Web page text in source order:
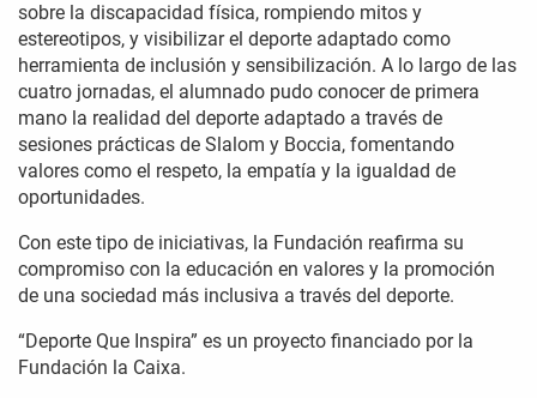
sobre la discapacidad física, rompiendo mitos y
estereotipos, y visibilizar el deporte adaptado como
herramienta de inclusión y sensibilización. A lo largo de las
cuatro jornadas, el alumnado pudo conocer de primera
mano la realidad del deporte adaptado a través de
sesiones prácticas de Slalom y Boccia, fomentando
valores como el respeto, la empatía y la igualdad de
oportunidades.
Con este tipo de iniciativas, la Fundación reafirma su
compromiso con la educación en valores y la promoción
de una sociedad más inclusiva a través del deporte.
“Deporte Que Inspira” es un proyecto financiado por la
Fundación la Caixa.